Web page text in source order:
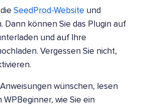
SeedProd-Website und
Dann können Sie das Plugin auf
und auf Ihre
Vergessen Sie nicht,
wünschen, lesen
wie Sie ein